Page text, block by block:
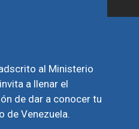
al Ministerio
a llenar el
de dar a conocer tu
de Venezuela.